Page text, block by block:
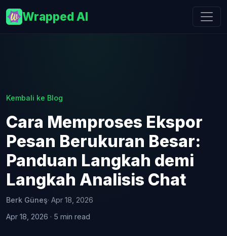
Wrapped AI
Kembali ke Blog
Cara Memproses Ekspor
Pesan Berukuran Besar:
Panduan Langkah demi
Langkah Analisis Chat
Berk Güneş· Apr 18, 2026
Apr 18, 2026 · 5 min read